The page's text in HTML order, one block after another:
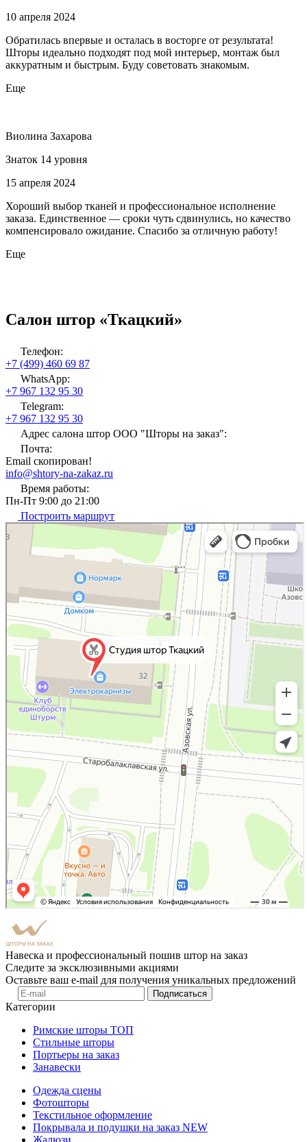
10 апреля 2024
Обратилась впервые и осталась в восторге от результата!
Шторы идеально подходят под мой интерьер, монтаж был
аккуратным и быстрым. Буду советовать знакомым.
Еще
Виолина Захарова
Знаток 14 уровня
15 апреля 2024
Хороший выбор тканей и профессиональное исполнение
заказа. Единственное — сроки чуть сдвинулись, но качество
компенсировало ожидание. Спасибо за отличную работу!
Еще
Салон штор «Ткацкий»
Телефон:
+7 (499) 460 69 87
WhatsApp:
+7 967 132 95 30
Telegram:
+7 967 132 95 30
Адрес салона штор ООО "Шторы на заказ":
Почта:
Email скопирован!
info@shtory-na-zakaz.ru
Время работы:
Пн-Пт 9:00 до 21:00
Построить маршрут
Навеска и профессиональный пошив штор на заказ
Следите за эксклюзивными акциями
Оставьте ваш e-mail для получения уникальных предложений
Подписаться
Категории
Римские шторы ТОП
Стильные шторы
Портьеры на заказ
Занавески
Одежда сцены
Фотошторы
Текстильное оформление
Покрывала и подушки на заказ NEW
Жалюзи